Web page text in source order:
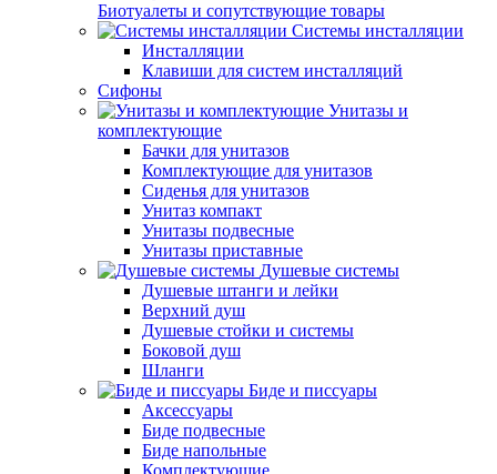
Биотуалеты и сопутствующие товары
Системы инсталляции
Инсталляции
Клавиши для систем инсталляций
Сифоны
Унитазы и
комплектующие
Бачки для унитазов
Комплектующие для унитазов
Сиденья для унитазов
Унитаз компакт
Унитазы подвесные
Унитазы приставные
Душевые системы
Душевые штанги и лейки
Верхний душ
Душевые стойки и системы
Боковой душ
Шланги
Биде и писсуары
Аксессуары
Биде подвесные
Биде напольные
Комплектующие